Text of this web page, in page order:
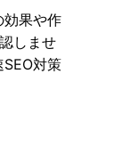
効果や作
しませ
対策